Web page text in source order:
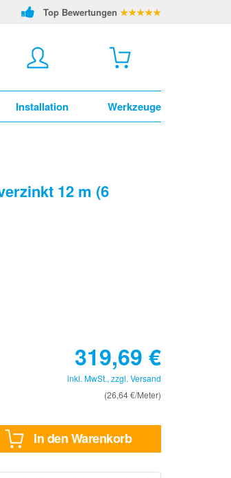
Top Bewertungen ★★★★★
Installation Werkzeuge
12 m (6
319,69 €
inkl. MwSt., zzgl. Versand
(26,64 €/Meter)
In den Warenkorb